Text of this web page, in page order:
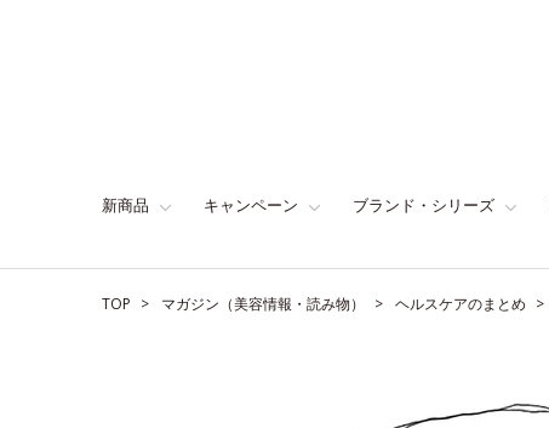
新商品 キャンペーン ブランド・シリーズ
TOP マガジン（美容情報・読み物） ヘルスケアのまとめ